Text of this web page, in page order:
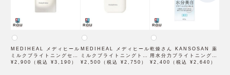
MEDIHEAL メディヒール
ミルクブライトニングセラ
ム 40mL
¥2,900（税込 ¥3,190）
MEDIHEAL メディヒール
ミルクブライトニングトナ
ー 300mL
¥2,500（税込 ¥2,750）
乾燥さん KANSOSAN 薬
用水分力ブライトニングエ
ッセンス 48mL【医薬部外
¥2,400（税込 ¥2,640）